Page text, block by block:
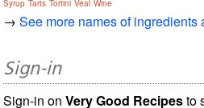
Syrup Tarts Tortini Veal Wine
→See more names of ingredients
Sign-in
Sign-in onVery Good Recipesto